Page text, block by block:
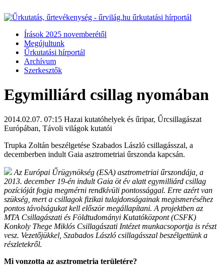
Írások 2025 novemberétől
Megújultunk
Űrkutatási hírportál
Archívum
Szerkesztők
Egymilliárd csillag nyomában
2014.02.07. 07:15 Hazai kutatóhelyek és űripar, Űrcsillagászat
Európában, Távoli világok kutatói
Trupka Zoltán beszélgetése Szabados László csillagásszal, a
decemberben indult Gaia asztrometriai űrszonda kapcsán.
Az Európai Űrügynökség (ESA) asztrometriai űrszondája, a
2013. december 19-én indult Gaia öt év alatt egymilliárd csillag
pozícióját fogja megmérni rendkívüli pontossággal. Erre azért van
szükség, mert a csillagok fizikai tulajdonságainak megismeréséhez
pontos távolságukat kell először megállapítani. A projektben az
MTA Csillagászati és Földtudományi Kutatóközpont (CSFK)
Konkoly Thege Miklós Csillagászati Intézet munkacsoportja is részt
vesz. Vezetőjükkel, Szabados László csillagásszal beszélgettünk a
részletekről.
Mi vonzotta az asztrometria területére?